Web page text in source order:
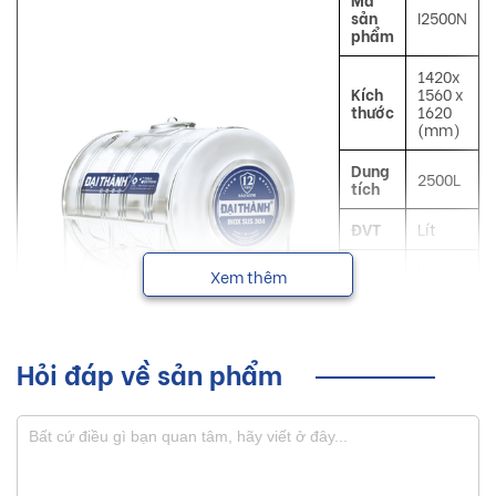
sản
phẩm
I2500N
Kích
thước
1420x
1560 x
1620
(mm)
Dung
tích 2500L
ĐVT Lít
Mô tả
NSX Thành
Xem thêm
Hỏi đáp về sản phẩm